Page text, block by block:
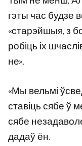
гэты час будзе
«старэйшыя, з
робіць іх
не».
«Мы вельмі
ставіць сябе ў
сябе
дадаў ён.